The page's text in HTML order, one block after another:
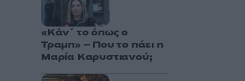
«Κάν΄ το όπως ο
Τραμπ» – Που το πάει η
Μαρία Καρυστιανού;